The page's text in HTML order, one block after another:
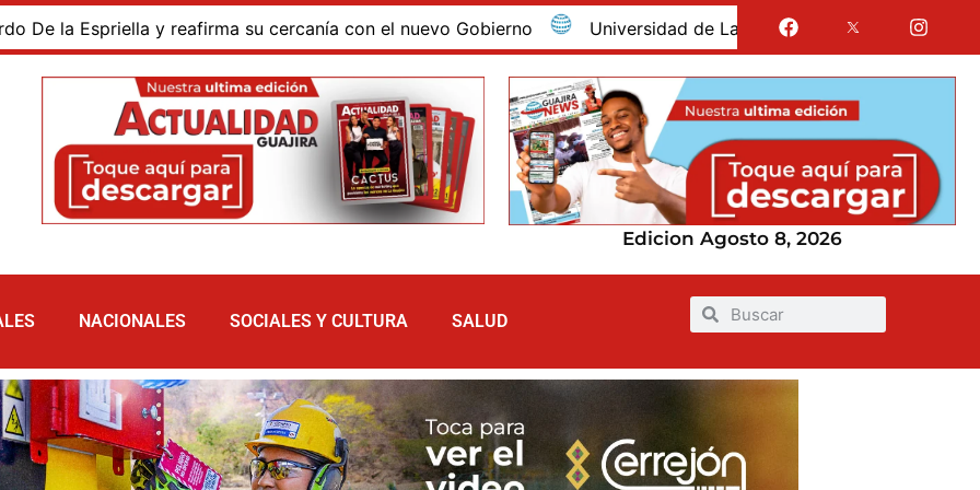
y reafirma su cercanía con el nuevo Gobierno Universidad de La Guajira celebró la obtención del
Edicion Agosto 8, 2026
NACIONALES SOCIALES Y CULTURA SALUD